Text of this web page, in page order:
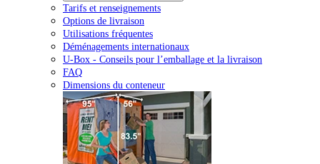
Tarifs et renseignements
Options de livraison
Utilisations fréquentes
Déménagements internationaux
U-Box - Conseils pour l’emballage et la livraison
FAQ
Dimensions du conteneur